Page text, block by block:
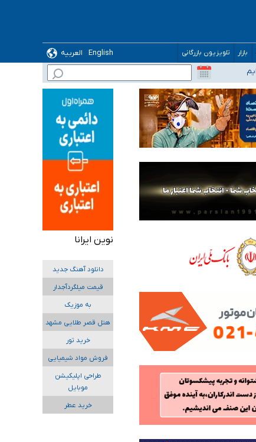
بازار تلویزیون بازرگانی English
العربیه
نوین ایرانا
دانلود آهنگ جدید
قیمت میلگردآجدار
به موزیک
هتل قصر طلایی مشهد
خرید تور
فروش مواد شیمیایی
طراحی اپلیکیشن
موبایل
خرید عطر